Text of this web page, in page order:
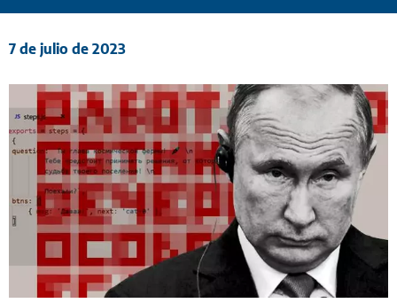
7 de julio de 2023